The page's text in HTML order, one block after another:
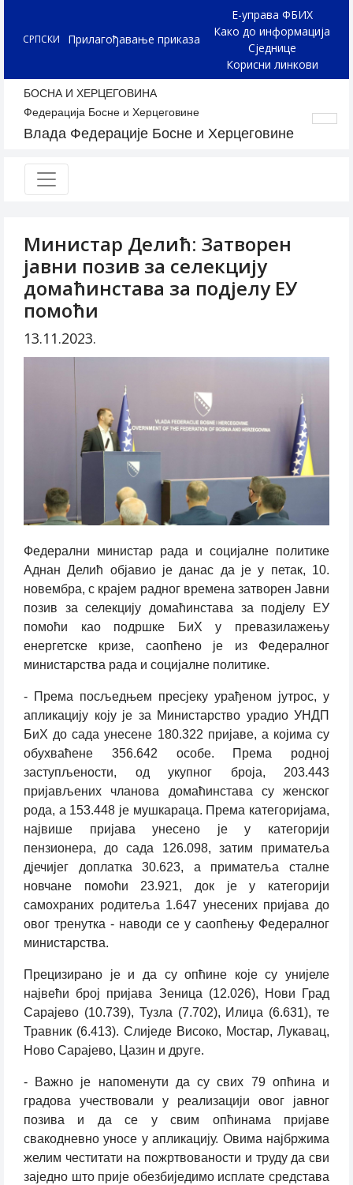
СРПСКИ Прилагођавање приказа
Е-управа ФБИХ
Како до информација
Сједнице
Корисни линкови
БОСНА И ХЕРЦЕГОВИНА
Федерација Босне и Херцеговине
Влада Федерације Босне и Херцеговине
Министар Делић: Затворен
јавни позив за селекцију
домаћинстава за подјелу ЕУ
помоћи
13.11.2023.
Федерални министар рада и социјалне политике
Аднан Делић објавио је данас да је у петак, 10.
новембра, с крајем радног времена затворен Јавни
позив за селекцију домаћинстава за подјелу ЕУ
помоћи као подршке БиХ у превазилажењу
енергетске кризе, саопћено је из Федералног
министарства рада и социјалне политике.
- Према посљедњем пресјеку урађеном јутрос, у
апликацију коју је за Министарство урадио УНДП
БиХ до сада унесене 180.322 пријаве, а којима су
обухваћене 356.642 особе. Према родној
заступљености, од укупног броја, 203.443
пријављених чланова домаћинстава су женског
рода, а 153.448 је мушкараца. Према категоријама,
највише пријава унесено је у категорији
пензионера, до сада 126.098, затим приматеља
дјечијег доплатка 30.623, а приматеља сталне
новчане помоћи 23.921, док је у категорији
самохраних родитеља 1.647 унесених пријава до
овог тренутка - наводи се у саопћењу Федералног
министарства.
Прецизирано је и да су опћине које су унијеле
највећи број пријава Зеница (12.026), Нови Град
Сарајево (10.739), Тузла (7.702), Илиџа (6.631), те
Травник (6.413). Слиједе Високо, Мостар, Лукавац,
Ново Сарајево, Цазин и друге.
- Важно је напоменути да су свих 79 опћина и
градова учествовали у реализацији овог јавног
позива и да се у свим опћинама пријаве
свакодневно уносе у апликацију. Овима најбржима
желим честитати на пожртвованости и труду да сви
заједно што прије обезбиједимо исплате средстава